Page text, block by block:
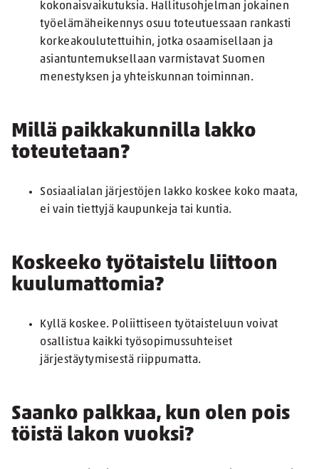
kokonaisvaikutuksia. Hallitusohjelman jokainen
työelämäheikennys osuu toteutuessaan rankasti
korkeakoulutettuihin, jotka osaamisellaan ja
asiantuntemuksellaan varmistavat Suomen
menestyksen ja yhteiskunnan toiminnan.
Millä paikkakunnilla lakko
toteutetaan?
Sosiaalialan järjestöjen lakko koskee koko maata,
ei vain tiettyjä kaupunkeja tai kuntia.
Koskeeko työtaistelu liittoon
kuulumattomia?
Kyllä koskee. Poliittiseen työtaisteluun voivat
osallistua kaikki työsopimussuhteiset
järjestäytymisestä riippumatta.
Saanko palkkaa, kun olen pois
töistä lakon vuoksi?